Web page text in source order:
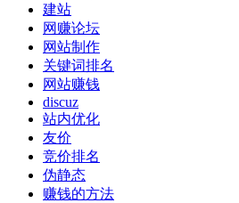
建站
网赚论坛
网站制作
关键词排名
网站赚钱
discuz
站内优化
友价
竞价排名
伪静态
赚钱的方法